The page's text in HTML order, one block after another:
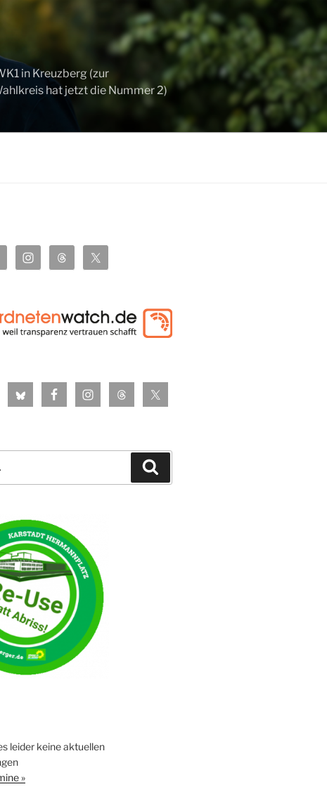
in Kreuzberg (zur
hat jetzt die Nummer 2)
leider keine aktuellen
»